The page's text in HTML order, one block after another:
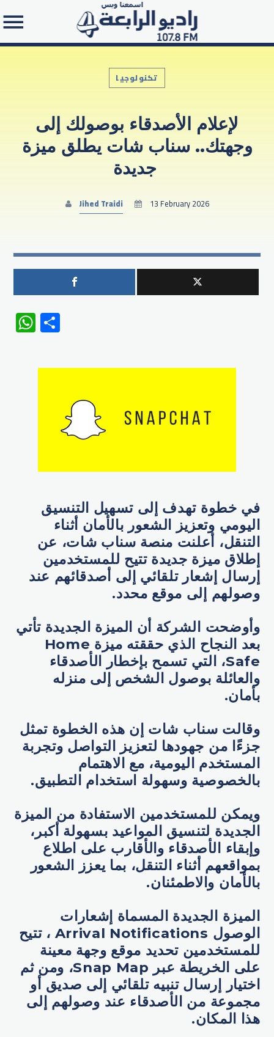
Search in the website:
تكنولوجيا
لإعلام الأصدقاء بوصولك إلى
وجهتك.. سناب شات يطلق ميزة
Jihed Traidi 13 February 2026
WhatsApp
في خطوة تهدف إلى تسهيل التنسيق
اليومي وتعزيز الشعور بالأمان أثناء
التنقل، أعلنت منصة سناب شات، عن
إطلاق ميزة جديدة تتيح للمستخدمين
إرسال إشعار تلقائي إلى أصدقائهم عند
وصولهم إلى موقع محدد.
وأوضحت الشركة أن الميزة الجديدة تأتي
بعد النجاح الذي حققته ميزة Home
Safe، التي تسمح بإخطار الأصدقاء
والعائلة بوصول الشخص إلى منزله
بأمان.
وقالت سناب شات إن هذه الخطوة تمثل
جزءًا من جهودها لتعزيز التواصل وتجربة
المستخدم اليومية، مع الاهتمام
بالخصوصية وسهولة استخدام التطبيق.
ويمكن للمستخدمين الاستفادة من الميزة
الجديدة لتنسيق المواعيد بسهولة أكبر،
وإبقاء الأصدقاء والأقارب على اطلاع
بمواقعهم أثناء التنقل، بما يعزز الشعور
بالأمان والاطمئنان.
الميزة الجديدة المسماة إشعارات
الوصول Arrival Notifications ، تتيح
للمستخدمين تحديد موقع وجهة معينة
على الخريطة عبر Snap Map، ومن ثم
اختيار إرسال تنبيه تلقائي إلى صديق أو
مجموعة من الأصدقاء عند وصولهم إلى
هذا المكان.